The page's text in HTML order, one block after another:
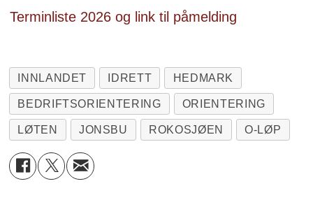
Terminliste 2026 og link til påmelding
INNLANDET IDRETT HEDMARK
BEDRIFTSORIENTERING ORIENTERING
LØTEN JONSBU ROKOSJØEN O-LØP